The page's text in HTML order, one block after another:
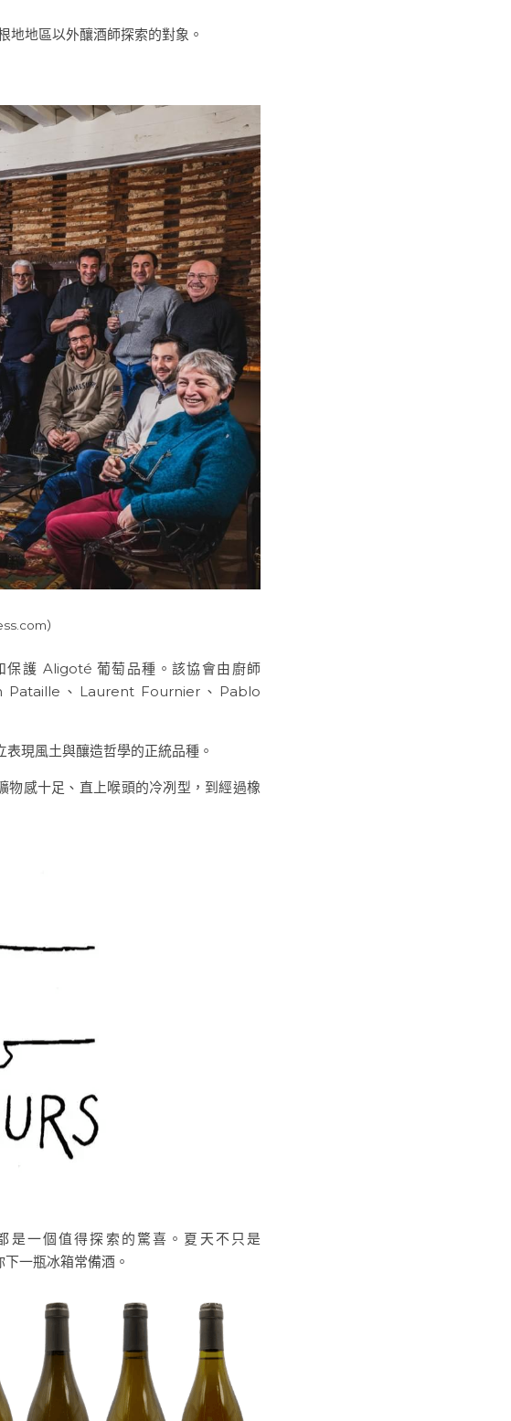
地區以外釀酒師探索的對象。
）
保護 Aligoté 葡萄品種。該協會由廚師
Pataille、Laurent Fournier、Pablo
現風土與釀造哲學的正統品種。
感十足、直上喉頭的冷冽型，到經過橡
是一個值得探索的驚喜。夏天不只是
一瓶冰箱常備酒。